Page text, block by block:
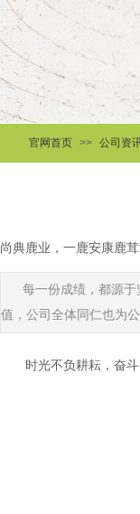
官网首页 >> 公司资
尚典鹿业，一鹿安康鹿
每一份成绩，都源
值，公司全体同仁也为
时光不负耕耘，奋